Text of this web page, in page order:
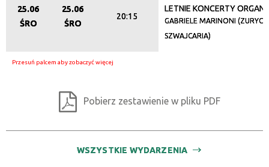
25.06
ŚRO
25.06
ŚRO
20:15
LETNIE KONCERTY
GABRIELE MARINONI
SZWAJCARIA)
Pobierz zestawienie w pliku PDF
WSZYSTKIE WYDARZENIA